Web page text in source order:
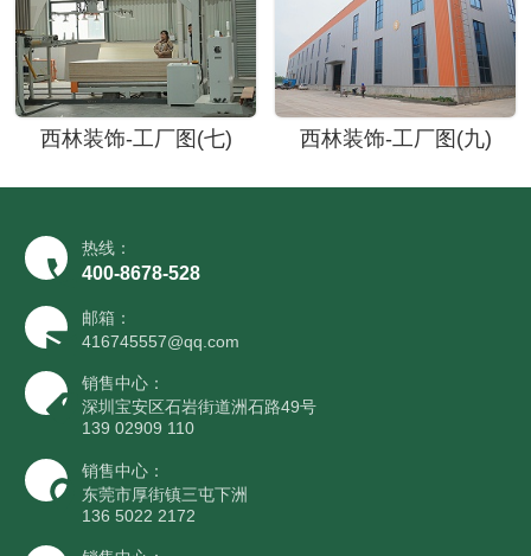
西林装饰-工厂图(七) 西林装饰-工厂图(九)
热线：
400-8678-528
邮箱：
416745557@qq.com
销售中心：
深圳宝安区石岩街道洲石路49号
139 02909 110
销售中心：
东莞市厚街镇三屯下洲
136 5022 2172